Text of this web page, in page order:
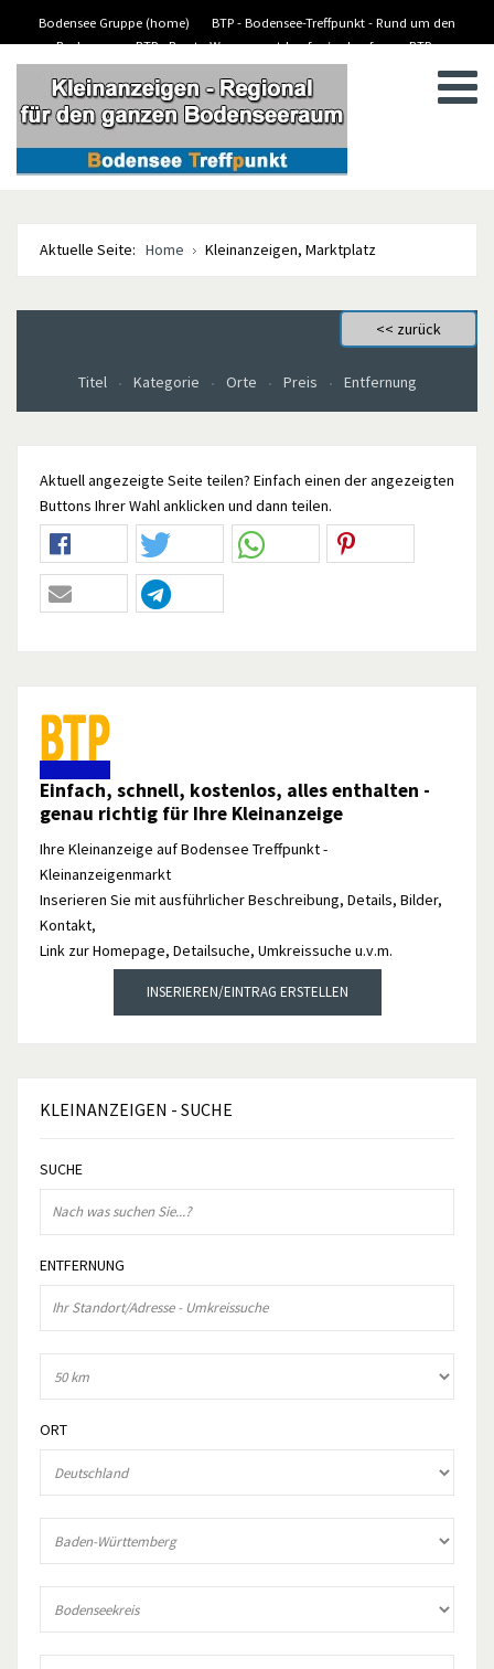
Bodensee Gruppe (home)
BTP - Bodensee-Treffpunkt - Rund um den
Bodensee
BTP - Boote-Wassersport-kaufen/verkaufen
BTP -
BTP - Kleinanzeigen
Aktuelle Seite: Home Kleinanzeigen, Marktplatz
Titel Kategorie Orte Preis Entfernung
Aktuell angezeigte Seite teilen? Einfach einen der angezeigten
Buttons Ihrer Wahl anklicken und dann teilen.
Einfach, schnell, kostenlos, alles enthalten -
genau richtig für Ihre Kleinanzeige
Ihre Kleinanzeige auf Bodensee Treffpunkt -
Kleinanzeigenmarkt
Inserieren Sie mit ausführlicher Beschreibung, Details, Bilder,
Kontakt,
Link zur Homepage, Detailsuche, Umkreissuche u.v.m.
INSERIEREN/EINTRAG ERSTELLEN
KLEINANZEIGEN - SUCHE
SUCHE
ENTFERNUNG
ORT